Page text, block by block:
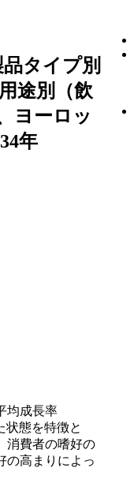
タイプ別
途別（飲
ヨーロッ
年
均成長率
状態を特徴と
消費者の嗜好の
の高まりによっ